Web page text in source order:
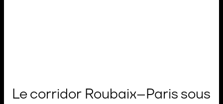
Le corridor Roubaix–Paris sous